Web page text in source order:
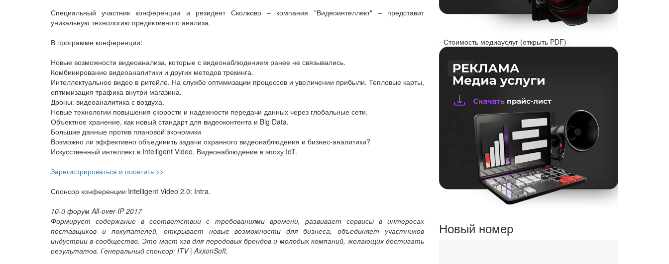
Специальный участник конференции и резидент Сколково – компания "Видеоинтеллект" – представит
уникальную технологию предиктивного анализа.
В программе конференции:
Новые возможности видеоанализа, которые с видеонаблюдением ранее не связывались.
Комбинирование видеоаналитики и других методов трекинга.
Интеллектуальное видео в ритейле. На службе оптимизации процессов и увеличении прибыли. Тепловые карты,
оптимизация трафика внутри магазина.
Дроны: видеоаналитика с воздуха.
Новые технологии повышения скорости и надежности передачи данных через глобальные сети.
Объектное хранение, как новый стандарт для видеоконтента и Big Data.
Большие данные против плановой экономики
Возможно ли эффективно объединить задачи охранного видеонаблюдения и бизнес-аналитики?
Искусственный интеллект в Intelligent Video. Видеонаблюдение в эпоху IoT.
Зарегистрироваться и посетить >>
Спонсор конференции Intelligent Video 2.0: Intra.
10-й форум All-over-IP 2017
Формирует содержание в соответствии с требованиями времени, развивает сервисы в интересах
поставщиков и покупателей, открывает новые возможности для бизнеса, объединяет участников
индустрии в сообщество. Это маст хэв для передовых брендов и молодых компаний, желающих достигать
результатов. Генеральный спонсор: ITV | AxxonSoft.
- Стоимость медиауслуг (открыть PDF) -
Новый номер